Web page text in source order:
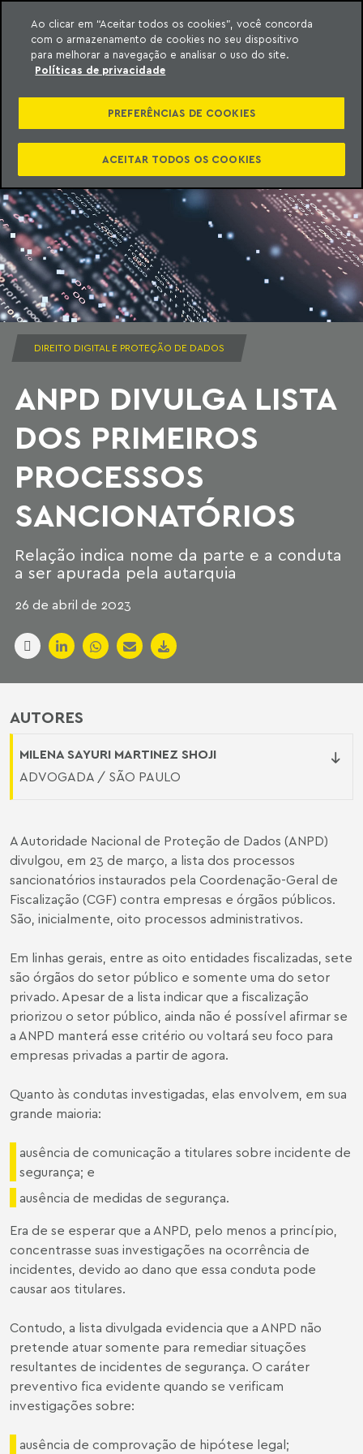
o conteúdo
Machado Meyer
DIREITO DIGITAL E PROTEÇÃO DE DADOS
ANPD DIVULGA LISTA
DOS PRIMEIROS
PROCESSOS
SANCIONATÓRIOS
Relação indica nome da parte e a conduta
a ser apurada pela autarquia
26 de abril de 2023
AUTORES
MILENA SAYURI MARTINEZ SHOJI
ADVOGADA / SÃO PAULO
A Autoridade Nacional de Proteção de Dados (ANPD)
divulgou, em 23 de março, a lista dos processos
sancionatórios instaurados pela Coordenação-Geral de
Fiscalização (CGF) contra empresas e órgãos públicos.
São, inicialmente, oito processos administrativos.
Em linhas gerais, entre as oito entidades fiscalizadas, sete
são órgãos do setor público e somente uma do setor
privado. Apesar de a lista indicar que a fiscalização
priorizou o setor público, ainda não é possível afirmar se
a ANPD manterá esse critério ou voltará seu foco para
empresas privadas a partir de agora.
Quanto às condutas investigadas, elas envolvem, em sua
grande maioria:
ausência de comunicação a titulares sobre incidente de
segurança; e
ausência de medidas de segurança.
Era de se esperar que a ANPD, pelo menos a princípio,
concentrasse suas investigações na ocorrência de
incidentes, devido ao dano que essa conduta pode
causar aos titulares.
Contudo, a lista divulgada evidencia que a ANPD não
pretende atuar somente para remediar situações
resultantes de incidentes de segurança. O caráter
preventivo fica evidente quando se verificam
investigações sobre:
ausência de comprovação de hipótese legal;
Ao clicar em “Aceitar todos os cookies”, você concorda
com o armazenamento de cookies no seu dispositivo
para melhorar a navegação e analisar o uso do site.
Políticas de privacidade
PREFERÊNCIAS DE COOKIES
ACEITAR TODOS OS COOKIES